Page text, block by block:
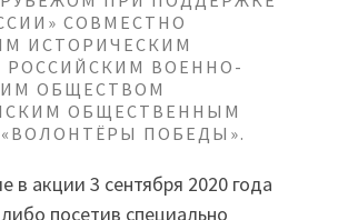
СОВМЕСТНО
ИСТОРИЧЕСКИМ
ВОЕННО-
ОБЩЕСТВОМ
ОБЩЕСТВЕННЫМ
ПОБЕДЫ».
в акции 3 сентября 2020 года
посетив специально